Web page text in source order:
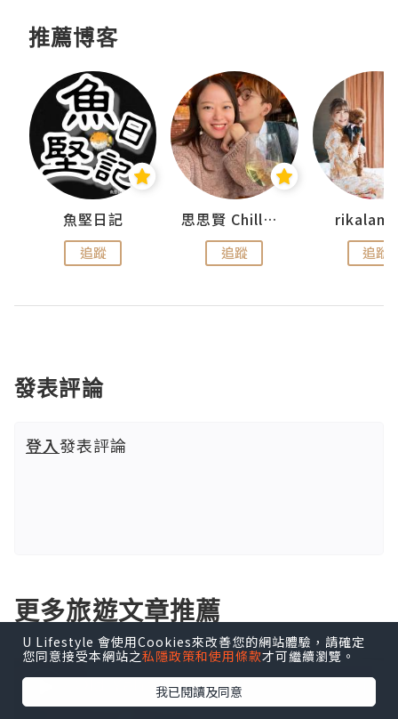
推薦博客
魚堅日記
追蹤
思思賢 ChillMyBabe
追蹤 追蹤
發表評論
登入發表評論
更多旅遊文章推薦
U Lifestyle 會使用Cookies來改善您的網站體驗，請確定
您同意接受本網站之私隱政策和使用條款才可繼續瀏覽。
我已閱讀及同意